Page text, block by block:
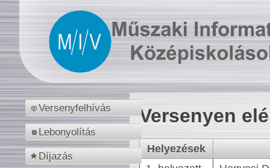
Versenyfelhívás
Lebonyolítás
Díjazás
Versenyen
Helyezések